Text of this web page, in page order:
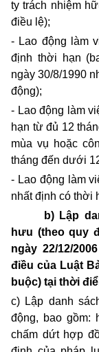
ty trách nhiệm
điều lệ);
- Lao động làm
định thời hạn
ngày 30/8/1990
động);
- Lao động làm
hạn từ đủ 12
mùa vụ hoặc
tháng đến dưới
- Lao động làm
nhất định có thời
b) Lập
hưu (theo quy
ngày 22/12/
điều của Luật
buộc) tại thời
c) Lập danh
động, bao gồm:
chấm dứt hợp